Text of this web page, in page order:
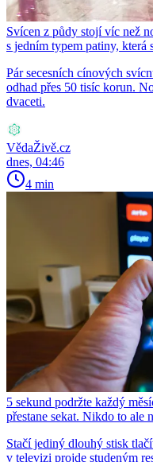
Svícen z půdy stojí víc než
s jedním typem patiny, která
Pár secesních cínových
odhad přes 50 tisíc korun.
dvaceti.
VědaŽivě.cz
dnes, 04:46
4 min
5 sekund podržte každý
přestane sekat. Nikdo to ale
Stačí jediný dlouhý stisk
v televizi projde studeným